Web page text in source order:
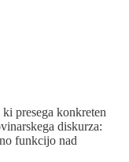
presega konkreten
diskurza:
funkcijo nad